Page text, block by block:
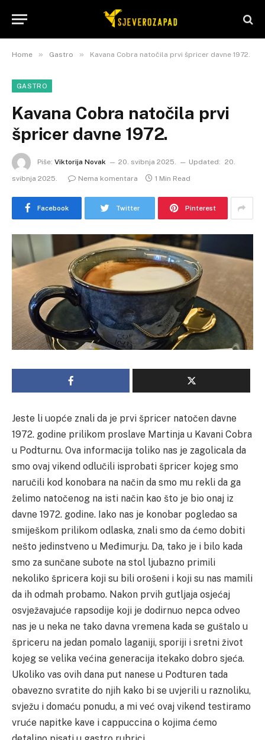
Home » Gastro » Kavana Cobra natočila prvi špricer davne 1972.
GASTRO
Kavana Cobra natočila prvi
špricer davne 1972.
Piše: Viktorija Novak 20. svibnja 2025. Updated: 20.
svibnja 2025.
Nema komentara 1 Min Read
Facebook Twitter Pinterest
Jeste li uopće znali da je prvi špricer natočen davne
1972. godine prilikom proslave Martinja u Kavani Cobra
u Podturnu. Ova informacija toliko nas je zagolicala da
smo ovaj vikend odlučili isprobati špricer kojeg smo
naručili kod konobara na način da smo mu rekli da ga
želimo natočenog na isti način kao što je bio onaj iz
davne 1972. godine. Iako nas je konobar pogledao sa
smiješkom prilikom odlaska, znali smo da ćemo dobiti
nešto jedinstveno u Međimurju. Da, tako je i bilo kada
smo za sunčane subote na stol ljubazno primili
nekoliko špricera koji su bili orošeni i koji su nas mamili
da ih odmah probamo. Nakon prvih gutljaja osjećaj
osvježavajuće rapsodije koji je dodirnuo nepca odveo
nas je u neka ne tako davna vremena kada se guštalo u
špriceru na jedan pomalo laganiji, sporiji i sretni život
kojeg se velika većina generacija itekako dobro sjeća.
Ukoliko vas ovih dana put nanese u Podturen tada
obavezno svratite do njih kako bi se uvjerili u raznoliku,
svježu i domaću ponudu, a mi već ovaj vikend testiramo
vruće napitke kave i cappuccina o kojima ćemo